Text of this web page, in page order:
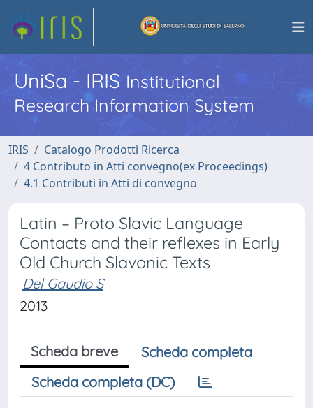
UniSa - IRISInstitutional
Research Information System
IRIS
Catalogo Prodotti Ricerca
4 Contributo in Atti convegno(ex Proceedings)
4.1 Contributi in Atti di convegno
Latin – Proto Slavic Language
Contacts and their reflexes in Early
Old Church Slavonic Texts
Del Gaudio S
2013
Scheda breve
Scheda completa
Scheda completa (DC)